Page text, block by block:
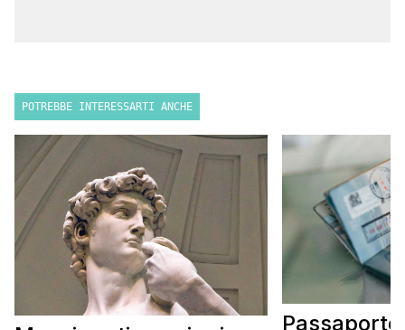
POTREBBE INTERESSARTI ANCHE